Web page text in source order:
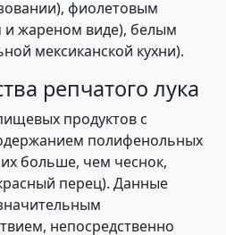
фиолетовым
и жареном виде), белым
мексиканской кухни).
репчатого лука
продуктов с
полифенольных
больше, чем чеснок,
перец). Данные
непосредственно